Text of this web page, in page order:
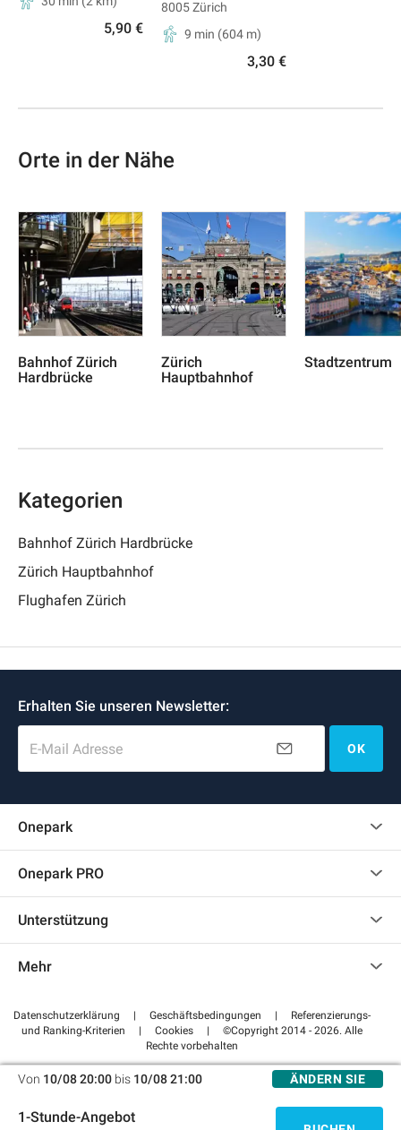
5,90 €
8005Zürich
9 min (604 m)
3,30 €
Orte in der Nähe
Bahnhof Zürich
Hardbrücke
Zürich
Hauptbahnhof
Stadtzentrum
Kategorien
Bahnhof Zürich Hardbrücke
Zürich Hauptbahnhof
Flughafen Zürich
Von 10/08 20:00 bis 10/08 21:00 ÄNDERN SIE
1-Stunde-Angebot
Erhalten Sie unseren Newsletter:
E-Mail Adresse OK
Onepark
Onepark PRO
Werden Sie unser Partner
Auf meinen Partnerbereich zugreifen
Unterstützung
Bezahlen Sie Ihren Parkplatz FLOW
Mehr
Datenschutzerklärung | Geschäftsbedingungen |
Referenzierungs-
und Ranking-Kriterien
| Cookies |
©Copyright 2014 - 2026. Alle
Rechte vorbehalten